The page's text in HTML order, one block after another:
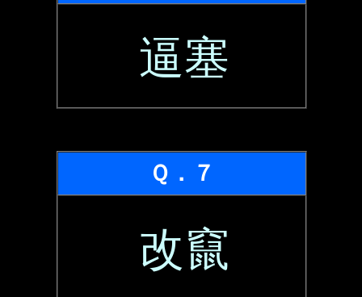
逼塞
Ｑ．７
改竄